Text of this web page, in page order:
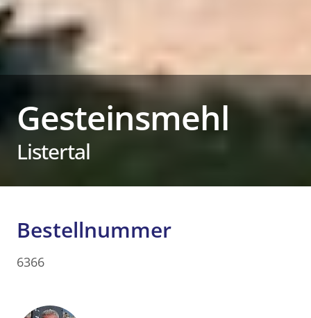
Gesteinsmehl
Listertal
Bestellnummer
6366